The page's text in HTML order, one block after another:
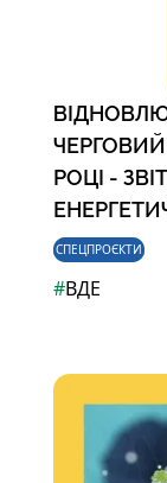
СПЕЦПРОЄКТИ
ЧЕРГОВИЙ
РОЦІ -
#ВДЕ